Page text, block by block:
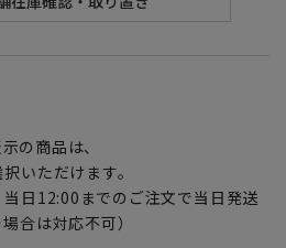
の商品は、
いただけます。
日12:00までのご注文で当日発送
合は対応不可）